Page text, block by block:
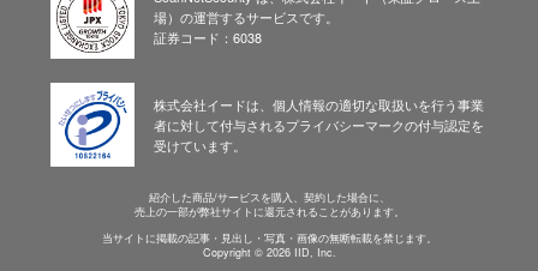
場）の運営するサービスです。
証券コード：6038
株式会社イードは、個人情報の適切な取扱いを行う事業
者に対して付与されるプライバシーマークの付与認定を
受けています。
紹介した商品/サービスを購入、契約した場合に、
売上の一部が弊社サイトに還元されることがあります。
当サイトに掲載の記事・見出し・写真・画像の無断転載を禁じます。
Copyright © 2026 IID, Inc.